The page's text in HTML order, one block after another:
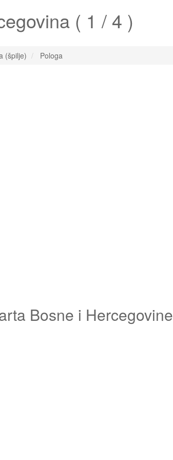
( 1 / 4 )
(špilje) Pologa
Bosne i Hercegovine